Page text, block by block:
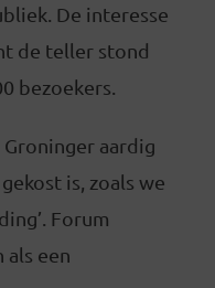
De interesse
de teller stond
bezoekers.
aardig
is, zoals we
Forum
als een